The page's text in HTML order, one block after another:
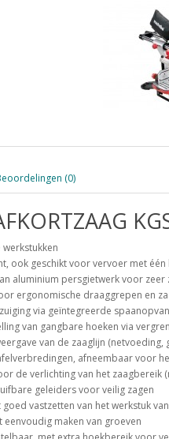
(0)
ook geschikt voor vervoer met één
aluminium persgietwerk voor zeer
ergonomische draaggrepen en
via geïntegreerde
van gangbare hoeken via
van de zaaglijn
afneembaar voor
de verlichting van het
geleiders voor veilig zagen
vastzetten van het werkstuk
maken van groeven